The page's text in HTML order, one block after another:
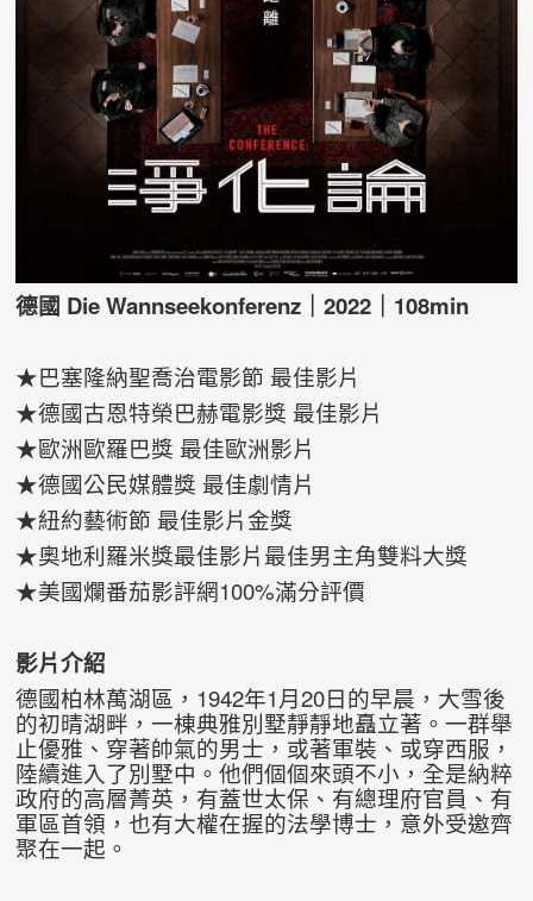
德國 Die Wannseekonferenz ｜2022 ｜108min
★巴塞隆納聖喬治電影節 最佳影片
★德國古恩特榮巴赫電影獎 最佳影片
★歐洲歐羅巴獎 最佳歐洲影片
★德國公民媒體獎 最佳劇情片
★紐約藝術節 最佳影片金獎
★奧地利羅米獎最佳影片最佳男主角雙料大獎
★美國爛番茄影評網100%滿分評價
影片介紹
德國柏林萬湖區，1942年1月20日的早晨，大雪後
的初晴湖畔，一棟典雅別墅靜靜地矗立著。一群舉
止優雅、穿著帥氣的男士，或著軍裝、或穿西服，
陸續進入了別墅中。他們個個來頭不小，全是納粹
政府的高層菁英，有蓋世太保、有總理府官員、有
軍區首領，也有大權在握的法學博士，意外受邀齊
聚在一起。